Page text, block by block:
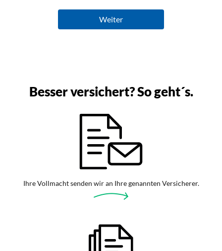
Besser versichert? So geht´s.
Ihre Vollmacht senden wir an Ihre genannten Versicherer.